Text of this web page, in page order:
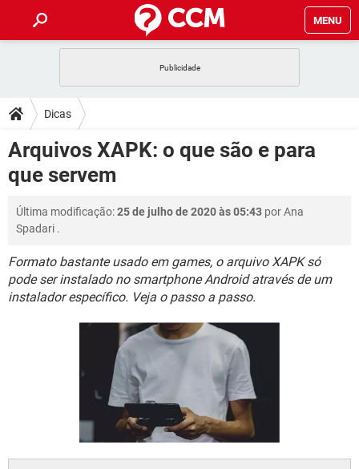
MENU
CELULAR
OUTLOOK EXCEL
INSTAGRAM
DICAS
JOGOS
CELULAR FACEBOOK
OUTLOOK
INSTAGRAM GMAIL
DOWNLOADS
JOGOS
OUTLOOK
INSTAGRAM
GUIA DE COMPRAS
FÓRUM
JOGOS WHATSAPP
OUTLOOK EXCEL
INSTAGRAM GMAIL
GUIA DE COMPRAS
GLOSSÁRIO
JOGOS
CELULAR FACEBOOK
GMAIL
Dicas
Arquivos XAPK: o que são e para
que servem
Última modificação:25 de julho de 2020 às 05:43 porAna
Spadari .
Formato bastante usado em games, o arquivo XAPK só
pode ser instalado no smartphone Android através de um
instalador específico. Veja o passo a passo.